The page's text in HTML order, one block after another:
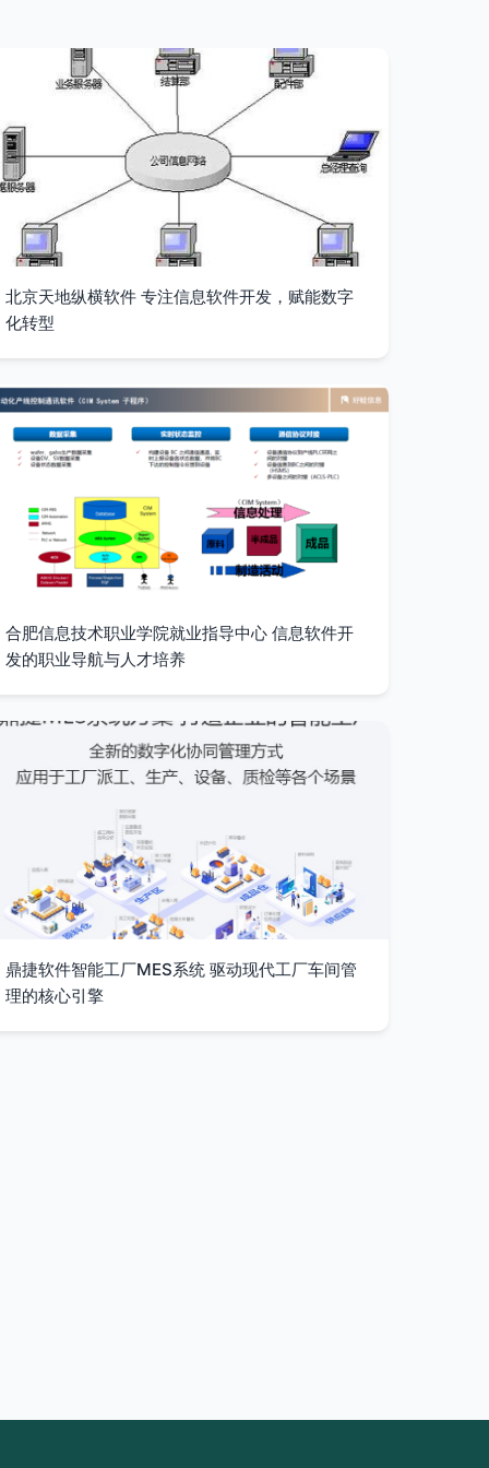
北京天地纵横软件 专注信息软件开发，赋能数字
化转型
合肥信息技术职业学院就业指导中心 信息软件开
发的职业导航与人才培养
鼎捷软件智能工厂MES系统 驱动现代工厂车间管
理的核心引擎